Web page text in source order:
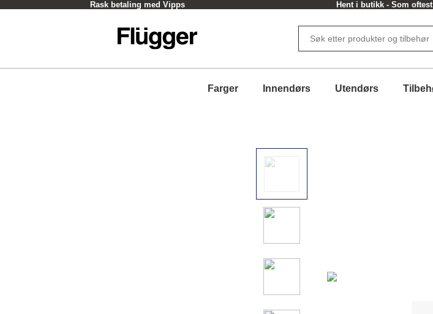
Rask betaling med Vipps Hent i butikk - Som
Farger Innendørs Utendørs